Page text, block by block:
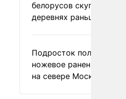
белорусов скупать
деревнях раньше
Подросток получил
ножевое ранение в
на севере Москвы